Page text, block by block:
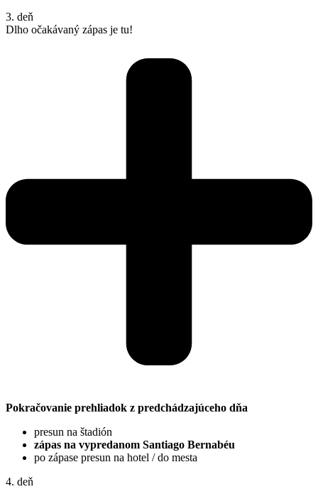
3. deň
Dlho očakávaný zápas je tu!
Pokračovanie prehliadok z predchádzajúceho dňa
presun na štadión
zápas na vypredanom Santiago Bernabéu
po zápase presun na hotel / do mesta
4. deň